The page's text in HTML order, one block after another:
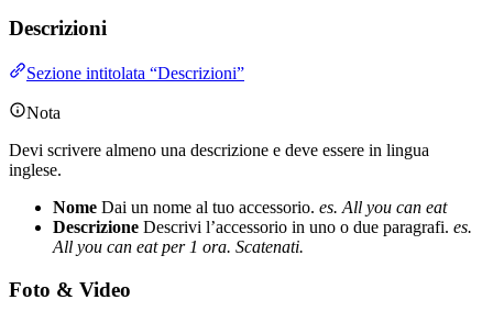
Descrizioni
Sezione intitolata “Descrizioni”
Nota
Devi scrivere almeno una descrizione e deve essere in lingua
inglese.
Nome Dai un nome al tuo accessorio. es. All you can eat
Descrizione Descrivi l’accessorio in uno o due paragrafi. es.
All you can eat per 1 ora. Scatenati.
Foto & Video